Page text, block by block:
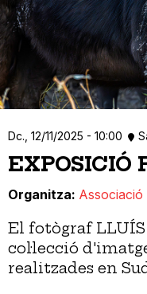
Dc., 12/11/2025 - 10:00
EXPOSICIÓ
Organitza
El fotògraf
col·lecció
realitzades en